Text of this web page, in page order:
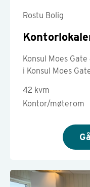
Rostu Bolig
Konsul Moes
i Konsul Moes
42 kvm
Kontor/møterom